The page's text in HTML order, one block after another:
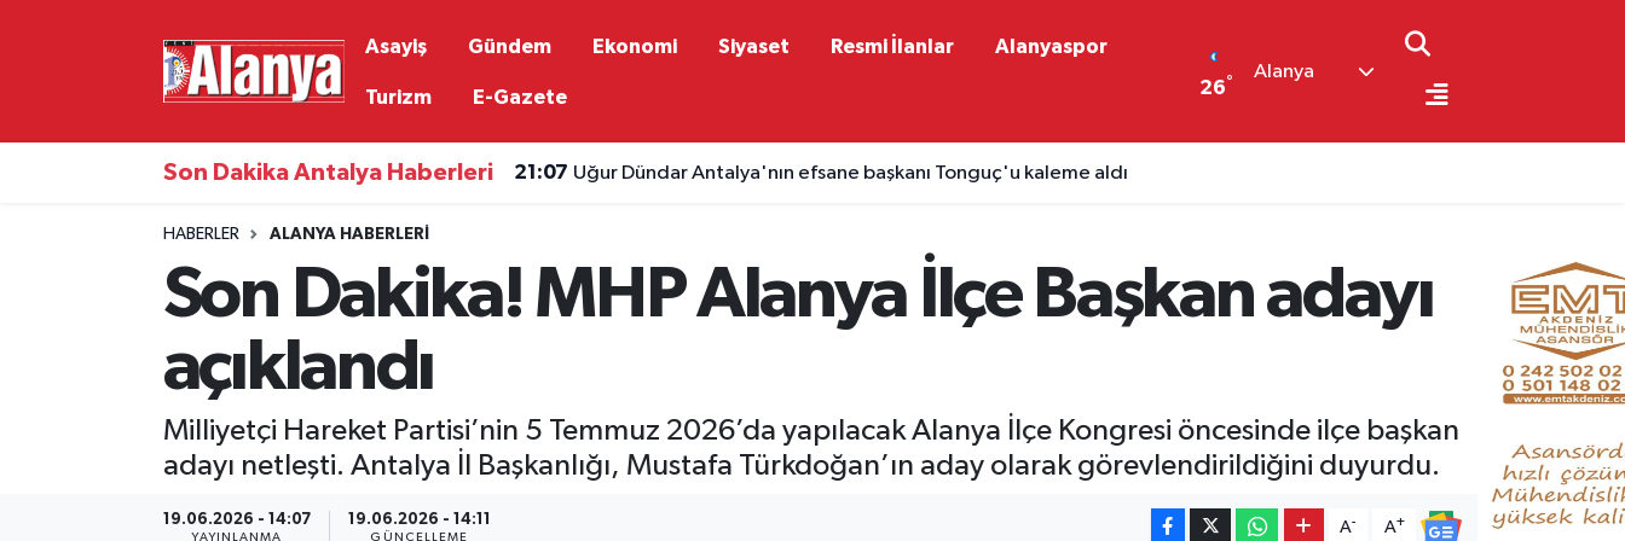
Asayiş Gündem Ekonomi Siyaset Resmi İlanlar Alanyaspor
Turizm E-Gazete 26°
Alanya
Son Dakika Antalya Haberleri 21:07 Uğur Dündar Antalya'nın efsane başkanı Tonguç'u kaleme aldı
HABERLER ALANYA HABERLERI
Son Dakika! MHP Alanya İlçe Başkan adayı
açıklandı
Milliyetçi Hareket Partisi’nin 5 Temmuz 2026’da yapılacak Alanya İlçe Kongresi öncesinde ilçe başkan
adayı netleşti. Antalya İl Başkanlığı, Mustafa Türkdoğan’ın aday olarak görevlendirildiğini duyurdu.
19.06.2026 - 14:07
YAYINLANMA
19.06.2026 - 14:11
GÜNCELLEME
A- A+
Antalya Nöbetçi Eczaneler
Antalya Trafik Yoğunluk Haritası
Süper Lig Puan Durumu ve Fikstür
Tüm Manşetler
Son Dakika Haberleri
Haber Arşivi